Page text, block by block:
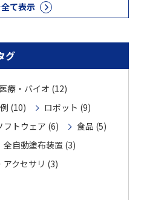
て表示
グ
医療・バイオ (12)
(10)
ロボット (9)
フトウェア (6)
食品 (5)
全自動塗布装置 (3)
アクセサリ (3)